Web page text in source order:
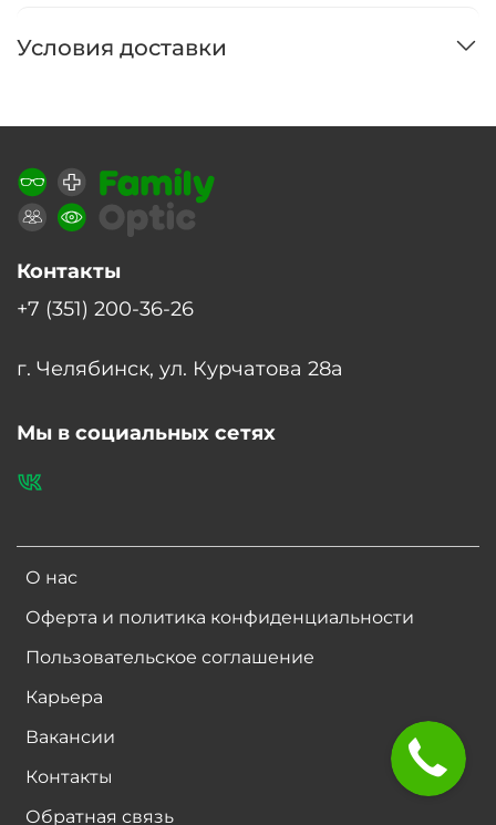
Условия доставки
О нас
Оферта и политика конфиденциальности
Пользовательское соглашение
Карьера
Вакансии
Контакты
Обратная связь
Контакты
+7 (351) 200-36-26
г. Челябинск, ул. Курчатова 28а
Мы в социальных сетях